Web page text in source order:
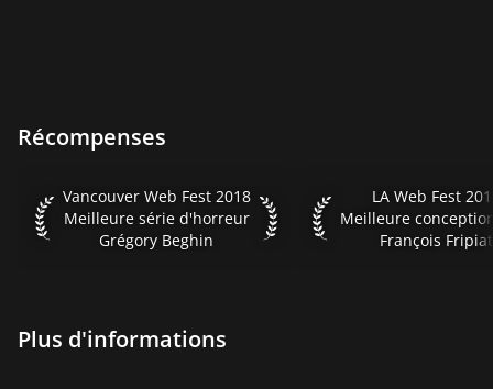
Récompenses
Vancouver Web Fest 2018 Meilleure série d'horreur
Vancouver Web Fest 2018
Meilleure série d'horreur
Grégory Beghin
LA Web Fest 2017
LA Web Fest
François Fripiat
Plus d'informations